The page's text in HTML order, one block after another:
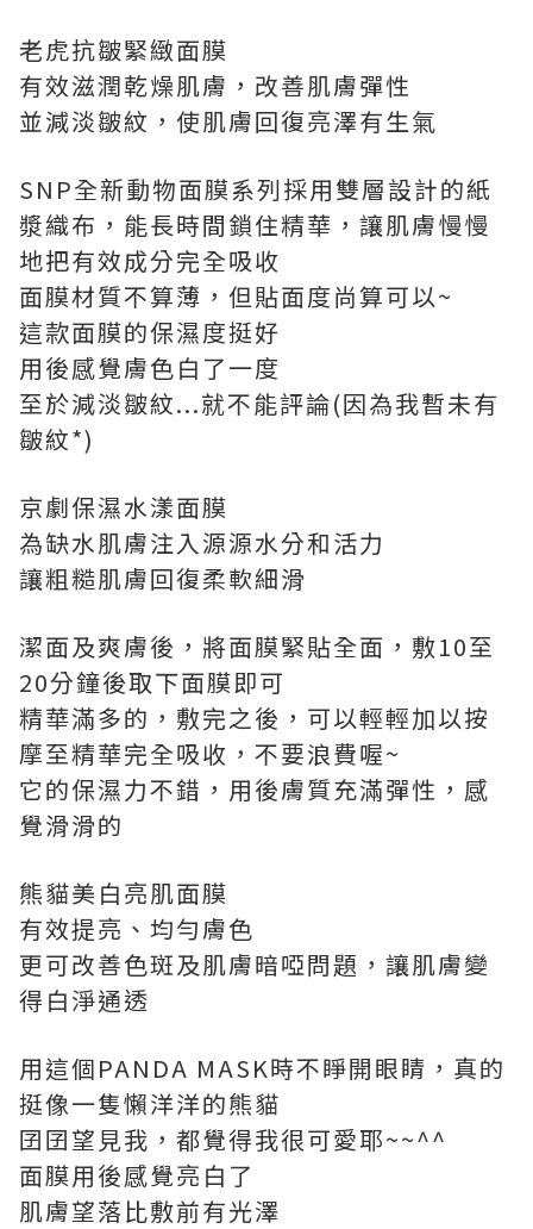
老虎抗皺緊緻面膜
有效滋潤乾燥肌膚，改善肌膚彈性
並減淡皺紋，使肌膚回復亮澤有生氣
SNP全新動物面膜系列採用雙層設計的紙
漿織布，能長時間鎖住精華，讓肌膚慢慢
地把有效成分完全吸收
面膜材質不算薄，但貼面度尚算可以~
這款面膜的保濕度挺好
用後感覺膚色白了一度
至於減淡皺紋...就不能評論(因為我暫未有
皺紋*)
京劇保濕水漾面膜
為缺水肌膚注入源源水分和活力
讓粗糙肌膚回復柔軟細滑​​
潔面及爽膚後，將面膜緊貼全面，敷10至
20分鐘後取下面膜即可
精華滿多的，敷完之後，可以輕輕加以按
摩至精華完全吸收，不要浪費喔~
它的保濕力不錯，用後膚質充滿彈性，感
覺滑滑的
熊貓美白亮肌面膜
有效提亮、均勻膚色
更可改善色斑及肌膚暗啞問題，讓肌膚變
得白淨通透
用這個PANDA MASK時不睜開眼睛，真的
挺像一隻懶洋洋的熊貓
囝囝望見我，都覺得我很可愛耶~~^^
面膜用後感覺亮白了
肌膚望落比敷前有光澤